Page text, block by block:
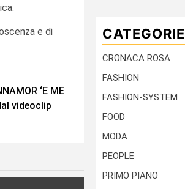
e di
‘E ME
videoclip
CATEGORIE
CRONACA ROSA
FASHION
FASHION-SYSTEM
FOOD
MODA
PEOPLE
PRIMO PIANO